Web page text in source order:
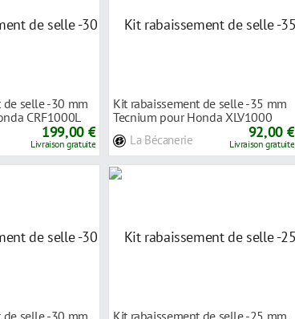
de selle -30 mm
CRF1000L
199,00 €
Livraison gratuite
Kit rabaissement de selle -35 mm
Tecnium pour Honda XLV1000
La Bécanerie 92,00 €
Livraison gratuite
de selle -30 mm
Kit rabaissement de selle -25 mm